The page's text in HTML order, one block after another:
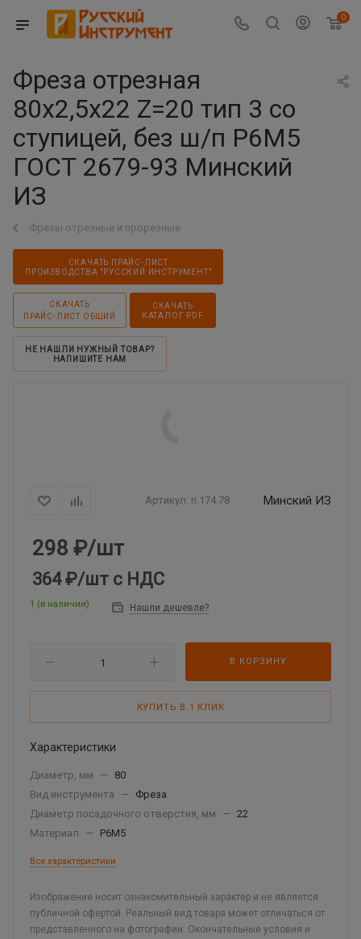
0
Фреза отрезная
80х2,5х22 Z=20 тип 3 со
ступицей, без ш/п Р6М5
ГОСТ 2679-93 Минский
ИЗ
Фрезы отрезные и прорезные
СКАЧАТЬ ПРАЙС-ЛИСТ
ПРОИЗВОДСТВА "РУССКИЙ ИНСТРУМЕНТ"
СКАЧАТЬ
ПРАЙС-ЛИСТ ОБЩИЙ
СКАЧАТЬ
КАТАЛОГ PDF
НЕ НАШЛИ НУЖНЫЙ ТОВАР?
НАПИШИТЕ НАМ
Артикул: ri.174.78 Минский ИЗ
298 ₽/шт
364 ₽/шт с НДС
1 (в наличии) Нашли дешевле?
В КОРЗИНУ
КУПИТЬ В 1 КЛИК
Характеристики
Диаметр, мм —
80
Вид инструмента
—
Фреза
Диаметр посадочного отверстия, мм
— 22
Материал
— Р6М5
Все характеристики
Изображение носит ознакомительный характер и не является
публичной офертой. Реальный вид товара может отличаться от
представленного на фотографии. Окончательные условия и